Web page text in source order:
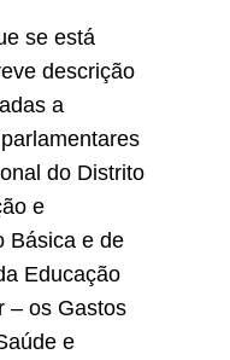
se está
descrição
a
do Distrito
e
Básica e de
Educação
– os Gastos
e